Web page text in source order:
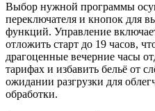
Выбор нужной программы
переключателя и кнопок для
функций. Управление
отложить старт до 19 часов,
драгоценные вечерние часы
тарифах и избавить бельё от
ожидании разгрузки для
обработки.